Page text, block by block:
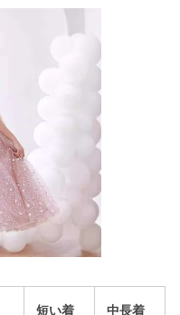
短い着 中長着